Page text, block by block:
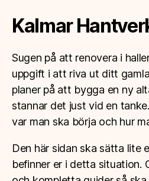
Kalmar
Sugen på att renovera i
uppgift i att riva ut ditt
planer på att bygga en ny
stannar det just vid en
var man ska börja och hur
Den här sidan ska sätta lite
befinner er i detta situation.